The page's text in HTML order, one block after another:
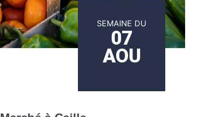
SEMAINE DU
07
AOU